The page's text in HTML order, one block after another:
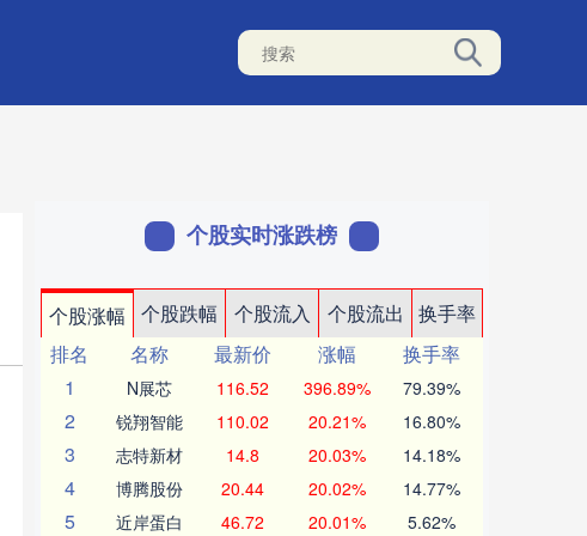
个股实时涨跌榜
个股涨幅 个股跌幅 个股流入 个股流出
换手率
排名
名称 最新价 涨幅
换手率
1
N展芯 116.52 396.89% 79.39%
2 锐翔智能 110.02 20.21% 16.80%
3 志特新材 14.8 20.03% 14.18%
4 博腾股份 20.44 20.02% 14.77%
5 近岸蛋白 46.72 20.01% 5.62%